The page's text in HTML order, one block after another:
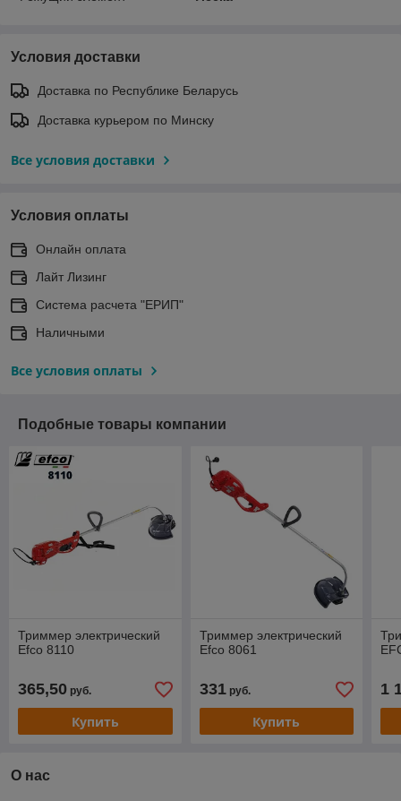
Условия доставки
Доставка по Республике Беларусь
Доставка курьером по Минску
Все условия доставки
Условия оплаты
Онлайн оплата
Лайт Лизинг
Система расчета "ЕРИП"
Наличными
Все условия оплаты
Подобные товары компании
Триммер электрический
Efco 8110
365,50 руб.
Купить
Триммер электрический
Efco 8061
331руб.
Купить
1
О нас